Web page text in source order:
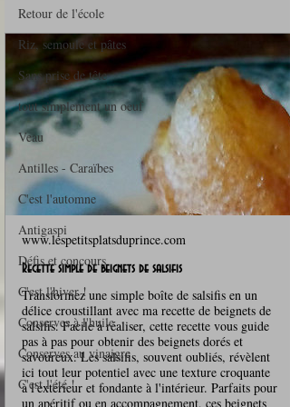
Retour de l'école
Riz, semoule et pâtes
Sans prise de tête
tout simplement un oeuf
Veau
Antilles - Caraïbes
C'est l'automne
Antigaspi
Défis et concours
C'est l'hiver !
Conserves à l'huile
Conserves au vinaigre
C'est l'été !
www.lespetitsplatsduprince.com
Recette simple de beignets de salsifis
Transformez une simple boîte de salsifis en un
délice croustillant avec ma recette de beignets de
salsifis. Facile à réaliser, cette recette vous guide
pas à pas pour obtenir des beignets dorés et
savoureux. Les salsifis, souvent oubliés, révèlent
ici tout leur potentiel avec une texture croquante
à l'extérieur et fondante à l'intérieur. Parfaits pour
un apéritif ou en accompagnement, ces beignets